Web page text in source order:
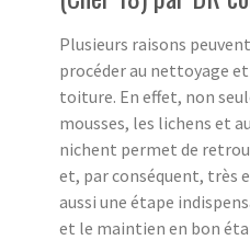
Plusieurs raisons
procéder au nettoyage
toiture. En effet, non
mousses, les lichens et
nichent permet de
et, par conséquent, très
aussi une étape
et le maintien en bon